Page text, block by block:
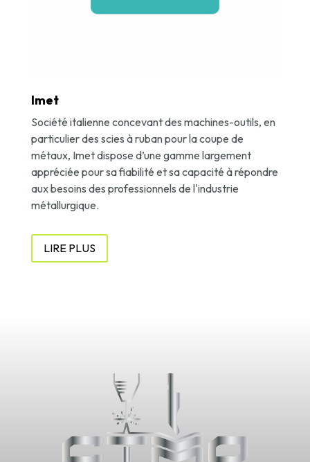
Imet
Société italienne concevant des machines-outils, en
particulier des scies à ruban pour la coupe de
métaux, Imet dispose d’une gamme largement
appréciée pour sa fiabilité et sa capacité à répondre
aux besoins des professionnels de l'industrie
métallurgique.
LIRE PLUS